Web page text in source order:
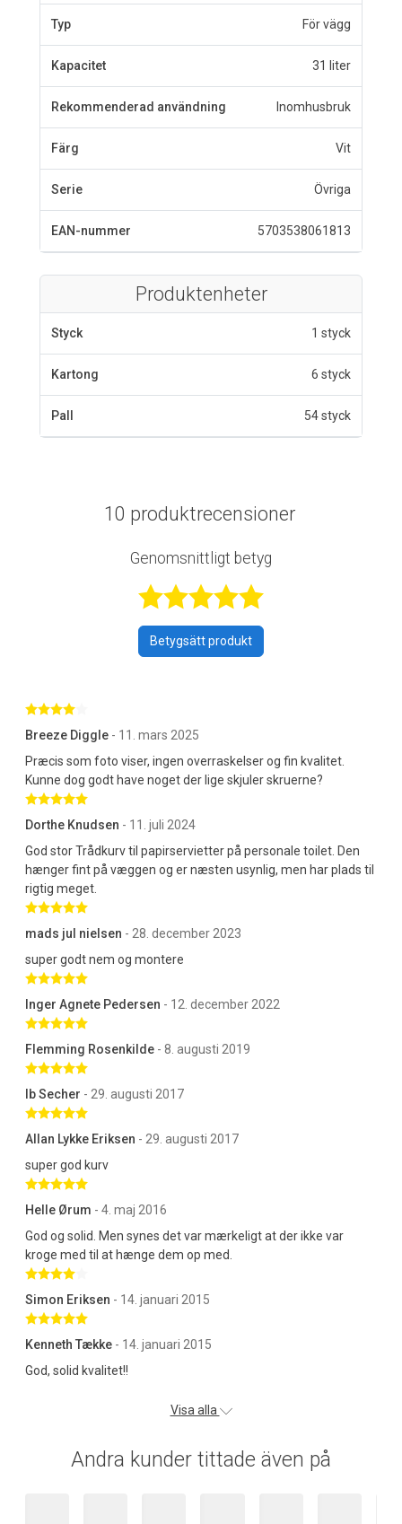
Typ För vägg
Kapacitet 31 liter
Rekommenderad användning Inomhusbruk
Färg Vit
Serie Övriga
EAN-nummer 5703538061813
Produktenheter
Styck 1 styck
Kartong 6 styck
Pall 54 styck
10 produktrecensioner
Genomsnittligt betyg
Betygsatt 4,8
Betygsätt produkt
Breeze Diggle - 11. mars 2025
Præcis som foto viser, ingen overraskelser og fin kvalitet.
Kunne dog godt have noget der lige skjuler skruerne?
Betygsatt 5 av 5 stjärnor
Dorthe Knudsen - 11. juli 2024
God stor Trådkurv til papirservietter på personale toilet. Den
hænger fint på væggen og er næsten usynlig, men har plads til
rigtig meget.
Betygsatt 5 av 5 stjärnor
mads jul nielsen - 28. december 2023
super godt nem og montere
Betygsatt 5 av 5 stjärnor
Inger Agnete Pedersen - 12. december 2022
Betygsatt 5 av 5 stjärnor
Flemming Rosenkilde - 8. augusti 2019
Betygsatt 5 av 5 stjärnor
Ib Secher - 29. augusti 2017
Betygsatt 5 av 5 stjärnor
Allan Lykke Eriksen - 29. augusti 2017
super god kurv
Betygsatt 5 av 5 stjärnor
Helle Ørum - 4. maj 2016
God og solid. Men synes det var mærkeligt at der ikke var
kroge med til at hænge dem op med.
Simon Eriksen - 14. januari 2015
Betygsatt 5 av 5 stjärnor
Kenneth Tække - 14. januari 2015
God, solid kvalitet!!
Visa alla
Andra kunder tittade även på